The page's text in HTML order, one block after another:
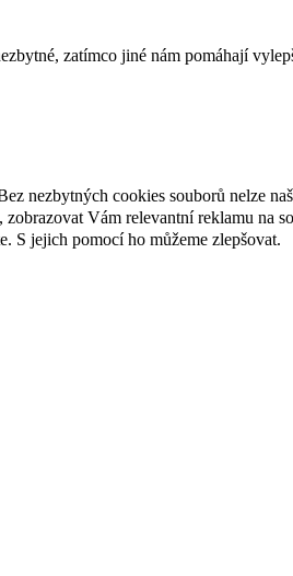
zatímco jiné nám pomáhají
nezbytných cookies souborů nelze
Vám relevantní reklamu na
S jejich pomocí ho můžeme zlepšovat.